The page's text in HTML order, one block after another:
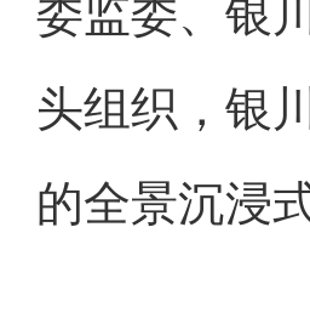
委监委、银
头组织，银
的全景沉浸